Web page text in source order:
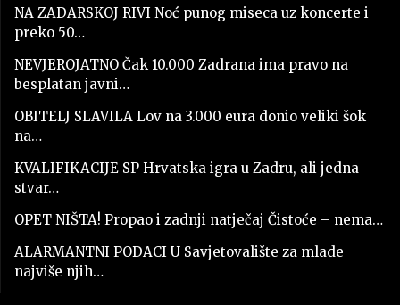
NA ZADARSKOJ RIVI Noć punog miseca uz koncerte i
preko 50…
NEVJEROJATNO Čak 10.000 Zadrana ima pravo na
besplatan javni…
OBITELJ SLAVILA Lov na 3.000 eura donio veliki šok
na…
KVALIFIKACIJE SP Hrvatska igra u Zadru, ali jedna
stvar…
OPET NIŠTA! Propao i zadnji natječaj Čistoće – nema…
ALARMANTNI PODACI U Savjetovalište za mlade
najviše njih…